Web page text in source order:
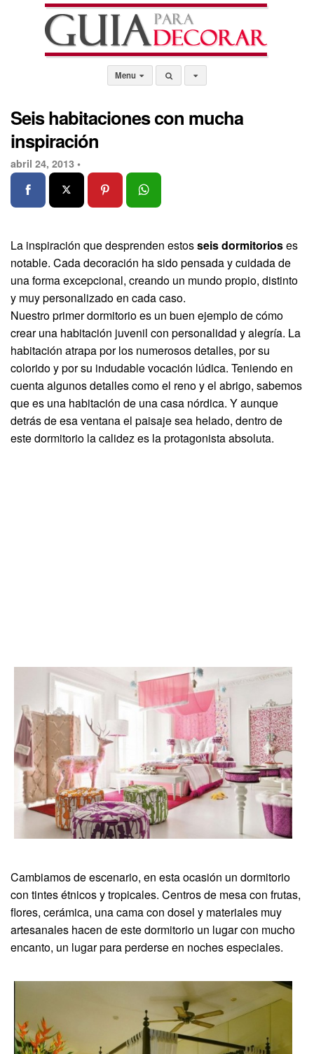
Menu
Seis habitaciones con mucha
inspiración
abril 24, 2013 •
La inspiración que desprenden estosseis dormitorioses
notable. Cada decoración ha sido pensada y cuidada de
una forma excepcional, creando un mundo propio, distinto
y muy personalizado en cada caso.
Nuestro primer dormitorio es un buen ejemplo de cómo
crear una habitación juvenil con personalidad y alegría. La
habitación atrapa por los numerosos detalles, por su
colorido y por su indudable vocación lúdica. Teniendo en
cuenta algunos detalles como el reno y el abrigo, sabemos
que es una habitación de una casa nórdica. Y aunque
detrás de esa ventana el paisaje sea helado, dentro de
este dormitorio la calidez es la protagonista absoluta.
Cambiamos de escenario, en esta ocasión un dormitorio
con tintes étnicos y tropicales. Centros de mesa con frutas,
flores, cerámica, una cama con dosel y materiales muy
artesanales hacen de este dormitorio un lugar con mucho
encanto, un lugar para perderse en noches especiales.